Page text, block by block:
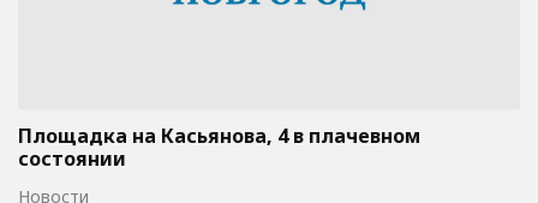
Площадка на Касьянова, 4 в плачевном
состоянии
Новости